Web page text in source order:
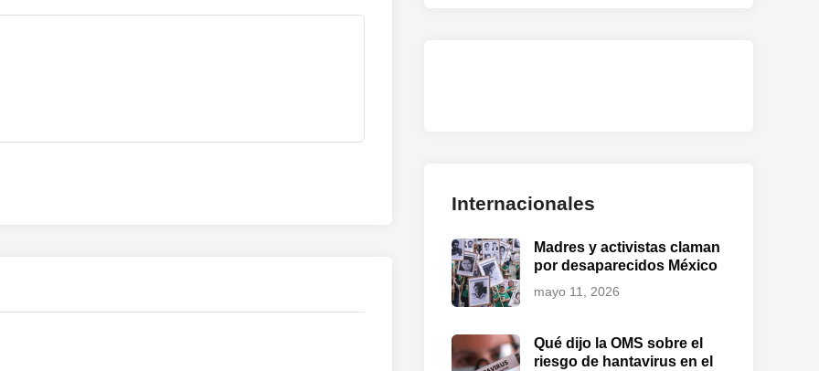
Internacionales
Madres y activistas claman
por desaparecidos México
mayo 11, 2026
Qué dijo la OMS sobre el
riesgo de hantavirus en el